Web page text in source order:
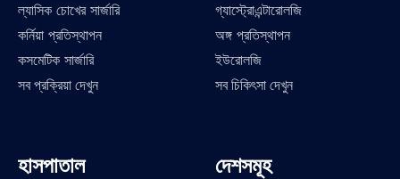
ল্যাসিক চোখের সার্জারি
কর্নিয়া প্রতিস্থাপন
কসমেটিক সার্জারি
সব প্রক্রিয়া দেখুন
গ্যাস্ট্রোএন্টারোলজি
অঙ্গ প্রতিস্থাপন
ইউরোলজি
সব চিকিৎসা দেখুন
হাসপাতাল দেশসমূহ